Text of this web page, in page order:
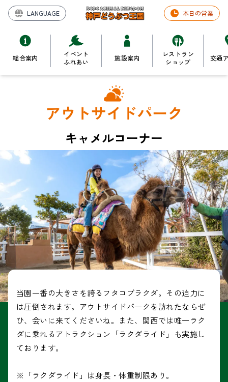
LANGUAGE 本日の営業
総合案内
イベント
ふれあい
施設案内
レストラン
ショップ
交通
アウトサイドパーク
キャメルコーナー
当園一番の大きさを誇るフタコブラクダ。その迫力に
は圧倒されます。アウトサイドパークを訪れたならぜ
ひ、会いに来てくださいね。また、関西では唯一ラク
ダに乗れるアトラクション「ラクダライド」も実施し
ております。
※「ラクダライド」は身長・体重制限あり。